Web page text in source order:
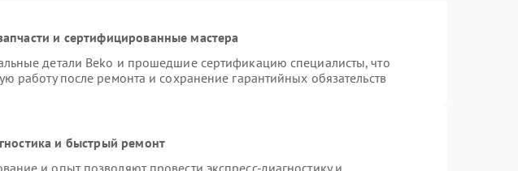
и сертифицированные мастера
детали Beko и прошедшие сертификацию специалисты, что
работу после ремонта и сохранение гарантийных обязательств
и быстрый ремонт
и опыт позволяют провести экспресс-диагностику и